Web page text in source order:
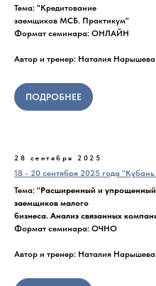
Тема: "Кредитование
заемщиков МСБ. Практикум"
Формат семинара: ОНЛАЙН
Автор и тренер: Наталия Нарышева
ПОДРОБНЕЕ
28 сентября 2025
18 - 20 сентября 2025 года
Тема: "Расширенный и упрощенный
заемщиков малого
бизнеса. Анализ связанных
Формат семинара: ОЧНО
Автор и тренер: Наталия Нарышева